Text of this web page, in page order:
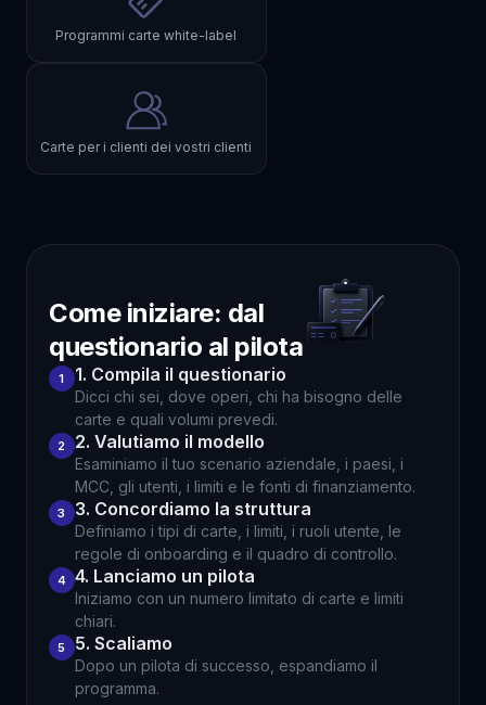
Programmi carte white-label
Carte per i clienti dei vostri clienti
Come iniziare: dal
questionario al pilota
1 1. Compila il questionario
Dicci chi sei, dove operi, chi ha bisogno delle
carte e quali volumi prevedi.
2 2. Valutiamo il modello
Esaminiamo il tuo scenario aziendale, i paesi, i
MCC, gli utenti, i limiti e le fonti di finanziamento.
3 3. Concordiamo la struttura
Definiamo i tipi di carte, i limiti, i ruoli utente, le
regole di onboarding e il quadro di controllo.
4 4. Lanciamo un pilota
Iniziamo con un numero limitato di carte e limiti
chiari.
5 5. Scaliamo
Dopo un pilota di successo, espandiamo il
programma.